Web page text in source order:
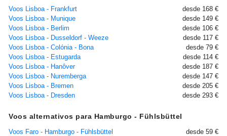
Voos Lisboa - Frankfurt
desde 168 €
Voos Lisboa - Munique
desde 149 €
Voos Lisboa - Berlim
desde 106 €
Voos Lisboa - Dusseldorf - Weeze
desde 117 €
Voos Lisboa - Colónia - Bona
desde 79 €
Voos Lisboa - Estugarda
desde 114 €
Voos Lisboa - Hanôver
desde 187 €
Voos Lisboa - Nuremberga
desde 147 €
Voos Lisboa - Bremen
desde 205 €
Voos Lisboa - Dresden
desde 293 €
Voos alternativos para Hamburgo - Fühlsbüttel
Voos Faro - Hamburgo - Fühlsbüttel
desde 59 €